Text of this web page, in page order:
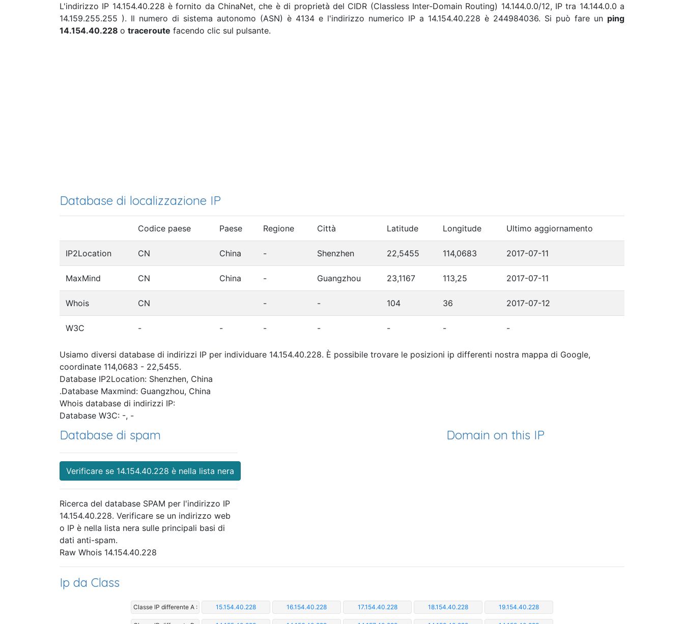
L'indirizzo IP 14.154.40.228 è fornito da ChinaNet, che è di proprietà del CIDR (Classless Inter-Domain Routing) 14.144.0.0/12, IP tra 14.144.0.0 a
14.159.255.255 ). Il numero di sistema autonomo (ASN) è 4134 e l'indirizzo numerico IP a 14.154.40.228 è 244984036. Si può fare un ping
14.154.40.228 o traceroute facendo clic sul pulsante.
Database di localizzazione IP
Codice paese Paese Regione Città Latitude Longitude Ultimo aggiornamento
IP2Location CN China - Shenzhen 22,5455 114,0683 2017-07-11
MaxMind CN China - Guangzhou 23,1167 113,25 2017-07-11
Whois CN - - 104 36 2017-07-12
W3C - - - - - - -
Usiamo diversi database di indirizzi IP per individuare 14.154.40.228. È possibile trovare le posizioni ip differenti nostra mappa di Google,
coordinate 114,0683 - 22,5455.
Database IP2Location: Shenzhen, China
.Database Maxmind: Guangzhou, China
Whois database di indirizzi IP:
Database W3C: -, -
Database di spam
Verificare se 14.154.40.228 è nella lista nera
Ricerca del database SPAM per l'indirizzo IP
14.154.40.228. Verificare se un indirizzo web
o IP è nella lista nera sulle principali basi di
dati anti-spam.
Domain on this IP
Raw Whois 14.154.40.228
Ip da Class
Classe IP differente A : 15.154.40.228 16.154.40.228 17.154.40.228 18.154.40.228 19.154.40.228